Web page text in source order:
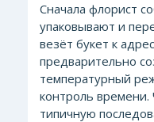
Сначала флорист
упаковывают и
везёт букет к
предварительно
температурный
контроль
типичную